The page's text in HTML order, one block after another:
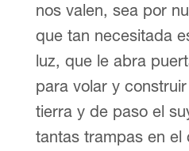
nos valen, sea por
que tan necesitada
luz, que le abra
para volar y
tierra y de paso el
tantas trampas en el